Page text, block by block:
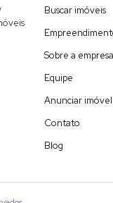
Buscar imóveis
Sobre a empresa
Equipe
Anunciar imóvel
Contato
Blog